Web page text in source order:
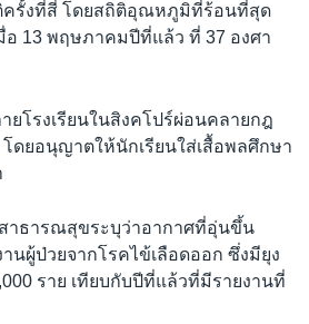
ครั้งที่สี่ โดยสถิติอุณหภูมิที่ร้อนที่สุด
อ 13 พฤษภาคมปีที่แล้ว ที่ 37 องศา
ยโรงเรียนในสิงคโปร์ผ่อนคลายกฎ
โดยอนุญาตให้นักเรียนใส่เสื้อพลศึกษา
าธารณสุขระบุว่าอากาศที่อุ่นขึ้น
นผู้ป่วยจากโรคไข้เลือดออก ซึ่งมียุง
ราย เทียบกับปีที่แล้วที่มีรายงานที่